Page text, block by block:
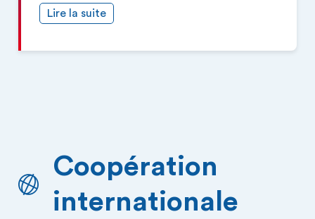
Lire la suite
Coopération
internationale